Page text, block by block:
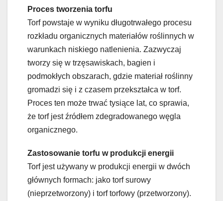
Proces tworzenia torfu
Torf powstaje w wyniku długotrwałego procesu
rozkładu organicznych materiałów roślinnych w
warunkach niskiego natlenienia. Zazwyczaj
tworzy się w trzęsawiskach, bagien i
podmokłych obszarach, gdzie materiał roślinny
gromadzi się i z czasem przekształca w torf.
Proces ten może trwać tysiące lat, co sprawia,
że torf jest źródłem zdegradowanego węgla
organicznego.
Zastosowanie torfu w produkcji energii
Torf jest używany w produkcji energii w dwóch
głównych formach: jako torf surowy
(nieprzetworzony) i torf torfowy (przetworzony).